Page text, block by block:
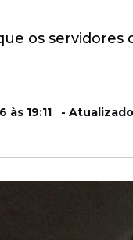
os servidores
às 19:11 - Atualizado